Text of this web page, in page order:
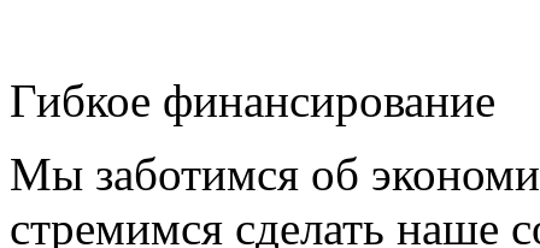
Гибкое финансирование
Мы заботимся об
стремимся сделать наше